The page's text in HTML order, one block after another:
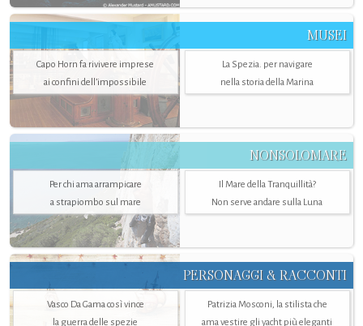
MUSEI
Capo Horn fa rivivere imprese
ai confini dell’impossibile
La Spezia. per navigare
nella storia della Marina
NONSOLOMARE
Per chi ama arrampicare
a strapiombo sul mare
Il Mare della Tranquillità?
Non serve andare sulla Luna
PERSONAGGI & RACCONTI
Vasco Da Gama così vince
la guerra delle spezie
Patrizia Mosconi, la stilista che
ama vestire gli yacht più eleganti